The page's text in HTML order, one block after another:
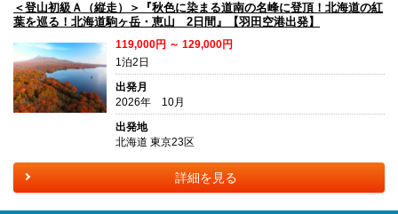
＜登山初級Ａ（縦走）＞『秋色に染まる道南の名峰に登頂！北海道の紅
葉を巡る！北海道駒ヶ岳・恵山 2日間』【羽田空港出発】
119,000円 ～ 129,000円
1泊2日
出発月
2026年 10月
出発地
北海道 東京23区
詳細を見る